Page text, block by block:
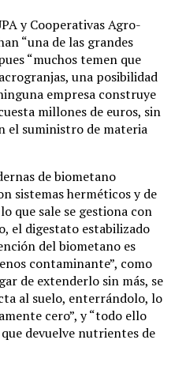
y Cooperativas Agro-
“una de las grandes
“muchos temen que
una posibilidad
empresa construye
millones de euros, sin
el suministro de materia
de biometano
sistemas herméticos y de
que sale se gestiona con
el digestato estabilizado
del biometano es
contaminante”, como
de extenderlo sin más, se
al suelo, enterrándolo, lo
cero”, y “todo ello
devuelve nutrientes de